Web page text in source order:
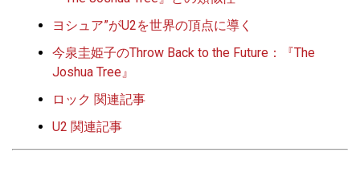
ヨシュア”がU2を世界の頂点に導く
今泉圭姫子のThrow Back to the Future：『The
Joshua Tree』
ロック 関連記事
U2 関連記事